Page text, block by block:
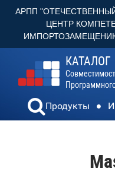
АРПП
ЦЕНТР
КАТАЛОГ
Продукты